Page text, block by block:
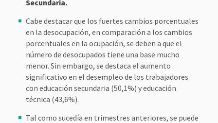
Secundaria.
Cabe destacar que los fuertes cambios porcentuales
en la desocupación, en comparación a los cambios
porcentuales en la ocupación, se deben a que el
número de desocupados tiene una base mucho
menor. Sin embargo, se destaca el aumento
significativo en el desempleo de los trabajadores
con educación secundaria (50,1%) y educación
técnica (43,6%).
Tal como sucedía en trimestres anteriores, se puede